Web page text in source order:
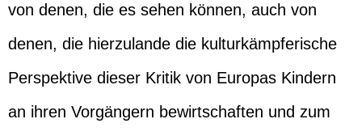
von denen, die es sehen können, auch von
denen, die hierzulande die kulturkämpferische
Perspektive dieser Kritik von Europas Kindern
an ihren Vorgängern bewirtschaften und zum